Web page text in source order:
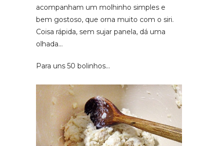
acompanham um molhinho simples e
bem gostoso, que orna muito com o siri.
Coisa rápida, sem sujar panela, dá uma
olhada…
Para uns 50 bolinhos…